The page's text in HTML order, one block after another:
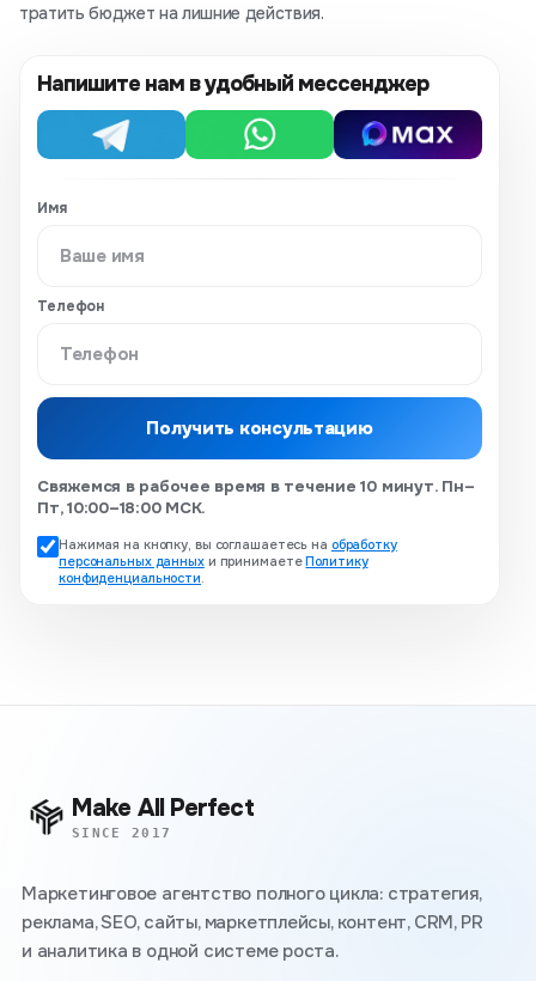
тратить бюджет на лишние действия.
Напишите нам в удобный мессенджер
Telegram WhatsApp MAX
Имя
Телефон
Получить консультацию
Свяжемся в рабочее время в течение 10 минут. Пн–
Пт, 10:00–18:00 МСК.
Нажимая на кнопку, вы соглашаетесь на обработку
персональных данных и принимаете Политику
конфиденциальности.
Make All Perfect
SINCE 2017
Маркетинговое агентство полного цикла: стратегия,
реклама, SEO, сайты, маркетплейсы, контент, CRM, PR
и аналитика в одной системе роста.